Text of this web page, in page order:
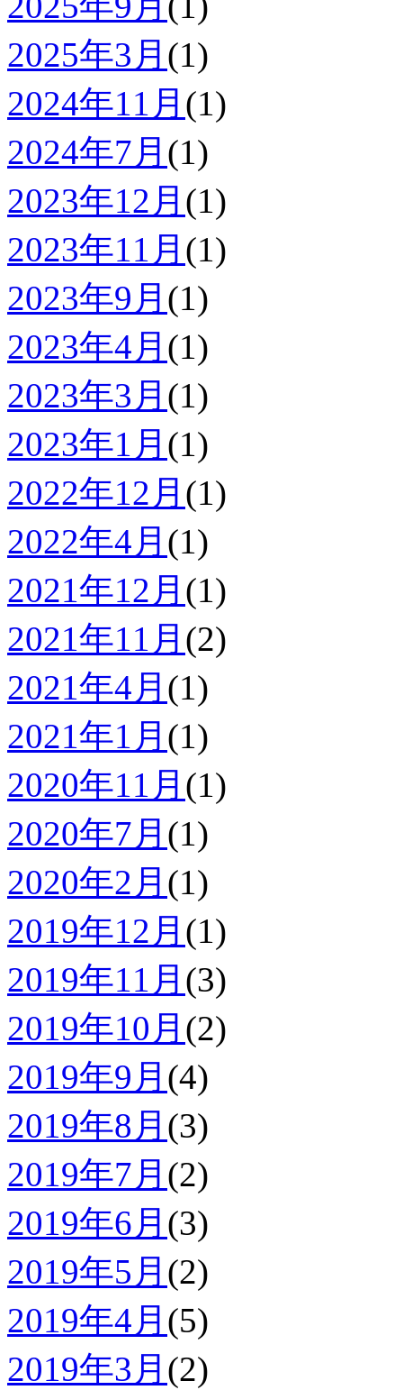
2025年3月 (1)
2024年11月 (1)
2024年7月 (1)
2023年12月 (1)
2023年11月 (1)
2023年9月 (1)
2023年4月 (1)
2023年3月 (1)
2023年1月 (1)
2022年12月 (1)
2022年4月 (1)
2021年12月 (1)
2021年11月 (2)
2021年4月 (1)
2021年1月 (1)
2020年11月 (1)
2020年7月 (1)
2020年2月 (1)
2019年12月 (1)
2019年11月 (3)
2019年10月 (2)
2019年9月 (4)
2019年8月 (3)
2019年7月 (2)
2019年6月 (3)
2019年5月 (2)
2019年4月 (5)
2019年3月 (2)